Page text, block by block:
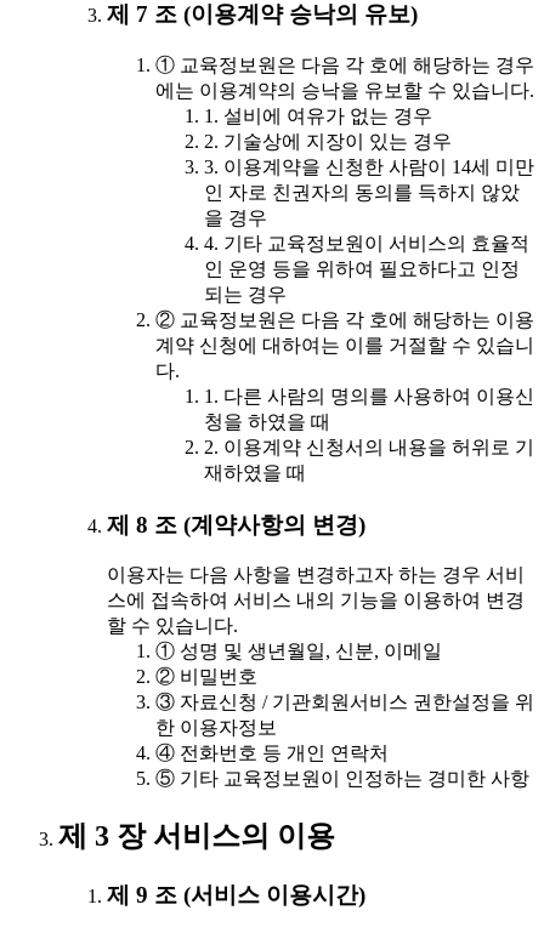
제 7 조 (이용계약 승낙의 유보)
① 교육정보원은 다음 각 호에 해당하는 경우
에는 이용계약의 승낙을 유보할 수 있습니다.
1. 설비에 여유가 없는 경우
2. 기술상에 지장이 있는 경우
3. 이용계약을 신청한 사람이 14세 미만
인 자로 친권자의 동의를 득하지 않았
을 경우
4. 기타 교육정보원이 서비스의 효율적
인 운영 등을 위하여 필요하다고 인정
되는 경우
② 교육정보원은 다음 각 호에 해당하는 이용
계약 신청에 대하여는 이를 거절할 수 있습니
다.
1. 다른 사람의 명의를 사용하여 이용신
청을 하였을 때
2. 이용계약 신청서의 내용을 허위로 기
재하였을 때
제 8 조 (계약사항의 변경)
이용자는 다음 사항을 변경하고자 하는 경우 서비
스에 접속하여 서비스 내의 기능을 이용하여 변경
할 수 있습니다.
① 성명 및 생년월일, 신분, 이메일
② 비밀번호
③ 자료신청 / 기관회원서비스 권한설정을 위
한 이용자정보
④ 전화번호 등 개인 연락처
⑤ 기타 교육정보원이 인정하는 경미한 사항
제 3 장 서비스의 이용
제 9 조 (서비스 이용시간)